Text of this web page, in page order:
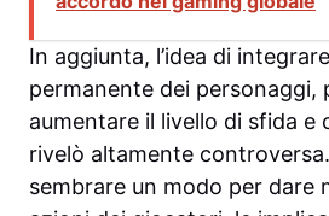
In aggiunta, l’idea di
permanente dei personaggi,
aumentare il livello di sfida e
rivelò altamente
sembrare un modo per dare